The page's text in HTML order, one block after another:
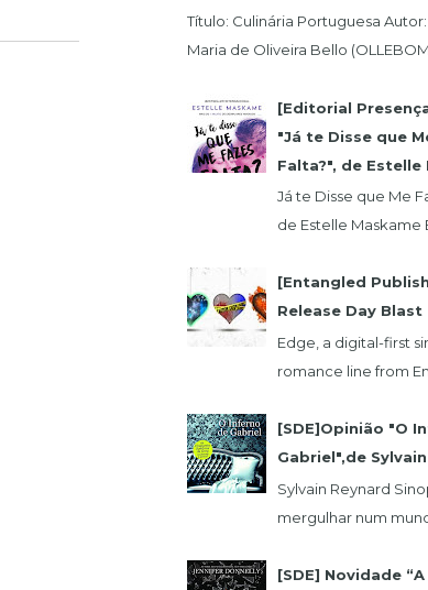
Título: Culinária Portuguesa
Maria de Oliveira Bello
[Editorial
"Já te Disse que
Falta?", de Estelle
Já te Disse que Me
de Estelle Maskame
Uma última
amor. P...
[Entangled
Release Day Blast
Edge, a digital-first
romance line from
popular Select
its...
[SDE]Opinião "O
Gabriel",de
Sylvain Reynard
mergulhar num
sem limites....
[SDE] Novidade